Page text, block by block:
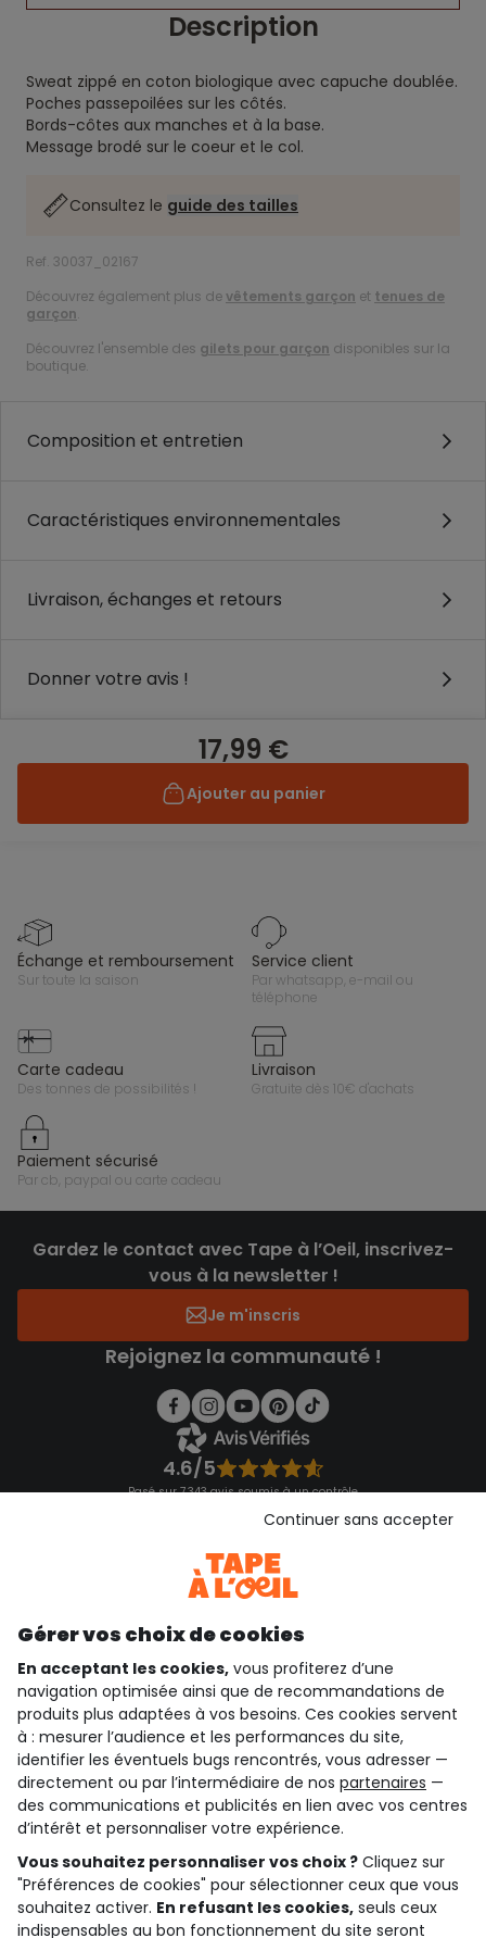
Description
Sweat zippé en coton biologique avec capuche doublée.
Poches passepoilées sur les côtés.
Bords-côtes aux manches et à la base.
Message brodé sur le coeur et le col.
Consultez le guide des tailles
Ref. 30037_02167
Découvrez également plus devêtements garçon et tenues de
garçon.
Découvrez l'ensemble des gilets pour garçon disponibles sur la
boutique.
Composition et entretien
Caractéristiques environnementales
Livraison, échanges et retours
Donner votre avis !
17,99 €
Ajouter au panier
échange et remboursement
sur toute la saison
service client
par whatsapp, e-mail ou
téléphone
carte cadeau
des tonnes de possibilités !
livraison
gratuite dès 10€ d'achats
paiement sécurisé
par cb, paypal ou carte cadeau
Gardez le contact avec Tape à l’Oeil, inscrivez-
vous à la newsletter !
Je m'inscris
Rejoignez la communauté !
4.6/5
Basé sur 7 343 avis soumis à un contrôle
Consulter les CGU
qui sommes-nous ?
besoin d'aide ?
le club fidélité
notre catalogue
Conditions générales de ventes et d'utilisation
Gérer vos choix de cookies
En acceptant les cookies, vous profiterez d’une
navigation optimisée ainsi que de recommandations de
produits plus adaptées à vos besoins. Ces cookies servent
à : mesurer l’audience et les performances du site,
identifier les éventuels bugs rencontrés, vous adresser —
directement ou par l’intermédiaire de nos partenaires —
des communications et publicités en lien avec vos centres
d’intérêt et personnaliser votre expérience.
Vous souhaitez personnaliser vos choix ? Cliquez sur
"Préférences de cookies" pour sélectionner ceux que vous
souhaitez activer. En refusant les cookies, seuls ceux
indispensables au bon fonctionnement du site seront
Continuer sans accepter